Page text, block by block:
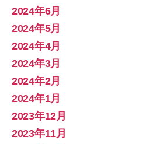
2024年6月
2024年5月
2024年4月
2024年3月
2024年2月
2024年1月
2023年12月
2023年11月